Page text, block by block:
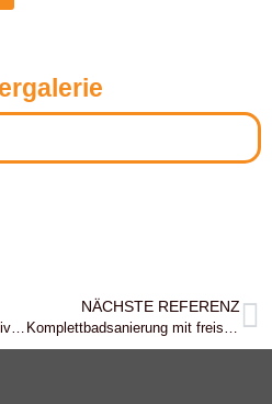
Komplettbadsanierung mit individuellem Lichtkonzept in Nonnweiler
NÄCHSTE REFERENZ
Komplettbadsanierung mit freistehender Badewanne & individuellem Raumkonzept in Wadern